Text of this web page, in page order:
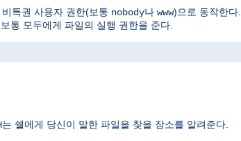
특권 사용자 권한(보통 nobody나 www)으로 동작한다
통 모두에게 파일의 실행 권한을 준다.
는 쉘에게 당신이 말한 파일을 찾을 장소를 알려준다.